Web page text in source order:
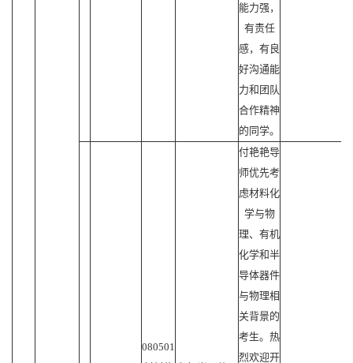
能力强，
有责任
感，有良
好沟通能
力和团队
合作精神
的同学。
080501
付艳艳导
师优先考
虑材料化
学与物
理、有机
化学和半
导体器件
与物理相
关背景的
考生。热
烈欢迎开